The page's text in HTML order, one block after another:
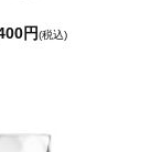
円(税込)